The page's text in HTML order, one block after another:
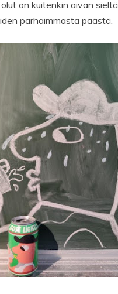
on kuitenkin aivan sieltä
parhaimmasta päästä.